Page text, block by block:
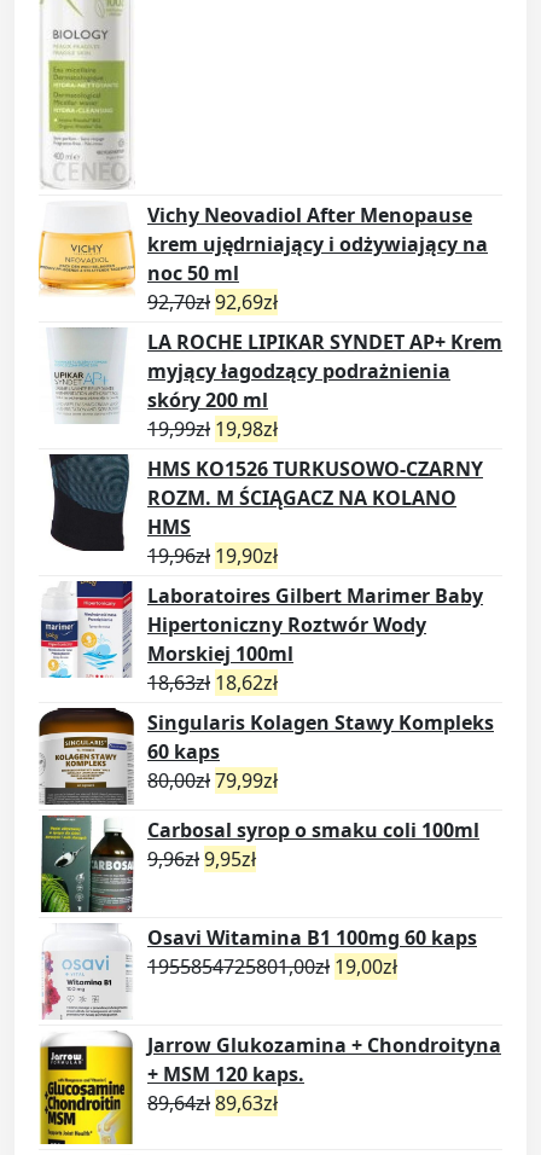
Vichy Neovadiol After Menopause
krem ujędrniający i odżywiający na
noc 50 ml
92,70zł92,69zł
LA ROCHE LIPIKAR SYNDET AP+ Krem
myjący łagodzący podrażnienia
skóry 200 ml
19,99zł 19,98zł
HMS KO1526 TURKUSOWO-CZARNY
ROZM. M ŚCIĄGACZ NA KOLANO
HMS
19,96zł 19,90zł
Laboratoires Gilbert Marimer Baby
Hipertoniczny Roztwór Wody
Morskiej 100ml
18,63zł 18,62zł
Singularis Kolagen Stawy Kompleks
60 kaps
80,00zł79,99zł
Carbosal syrop o smaku coli 100ml
9,96zł9,95zł
Osavi Witamina B1 100mg 60 kaps
1955854725801,00zł 19,00zł
Jarrow Glukozamina + Chondroityna
+ MSM 120 kaps.
89,64zł89,63zł